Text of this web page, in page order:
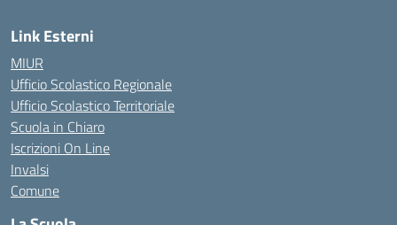
Link Esterni
MIUR
Ufficio Scolastico Regionale
Ufficio Scolastico Territoriale
Scuola in Chiaro
Iscrizioni On Line
Invalsi
Comune